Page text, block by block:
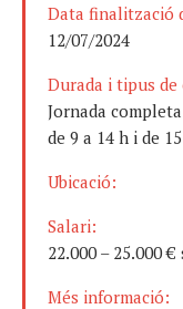
Data finalització
12/07/2024
Durada i tipus
Jornada
de 9 a 14 h i de
Ubicació:
Salari:
22.000 – 25.000
Més informació: